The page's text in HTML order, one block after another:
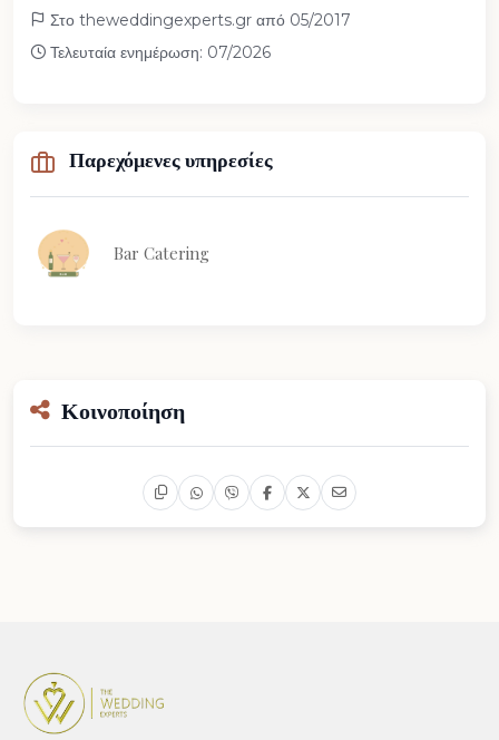
Στο theweddingexperts.gr από 05/2017
Τελευταία ενημέρωση: 07/2026
Παρεχόμενες υπηρεσίες
Bar Catering
Κοινοποίηση